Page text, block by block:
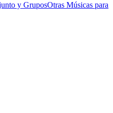
y GruposOtras Músicas para